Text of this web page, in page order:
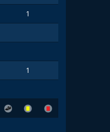
1
1